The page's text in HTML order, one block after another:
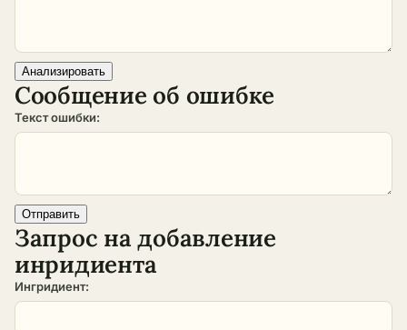
Сообщение об ошибке
Текст ошибки:
Запрос на добавление
инридиента
Ингридиент: